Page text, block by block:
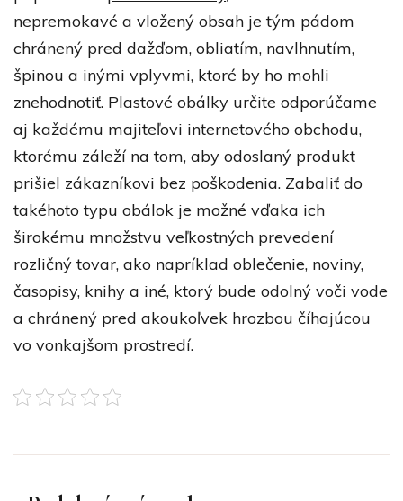
nepremokavé a vložený obsah je tým pádom
chránený pred dažďom, obliatím, navlhnutím,
špinou a inými vplyvmi, ktoré by ho mohli
znehodnotiť. Plastové obálky určite odporúčame
aj každému majiteľovi internetového obchodu,
ktorému záleží na tom, aby odoslaný produkt
prišiel zákazníkovi bez poškodenia. Zabaliť do
takéhoto typu obálok je možné vďaka ich
širokému množstvu veľkostných prevedení
rozličný tovar, ako napríklad oblečenie, noviny,
časopisy, knihy a iné, ktorý bude odolný voči vode
a chránený pred akoukoľvek hrozbou číhajúcou
vo vonkajšom prostredí.